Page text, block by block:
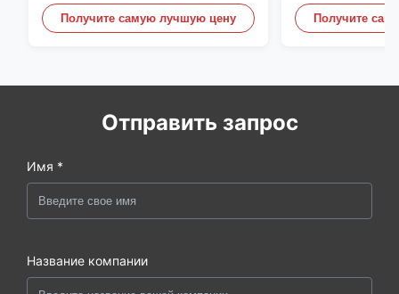
Получите самую лучшую цену
датчиком
двери
Получите
Отправить запрос
Имя *
Название компании